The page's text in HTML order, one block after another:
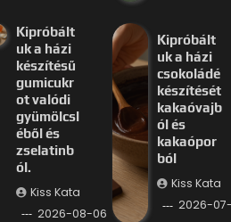
Kipróbált
uk a házi
készítésű
gumicukr
ot valódi
gyümölcsl
éből és
zselatinb
ól.
Kiss Kata
2026-08-06
Kipróbált
uk a házi
csokoládé
készítését
kakaóvajb
ól és
kakaópor
ból
Kiss Kata
2026-